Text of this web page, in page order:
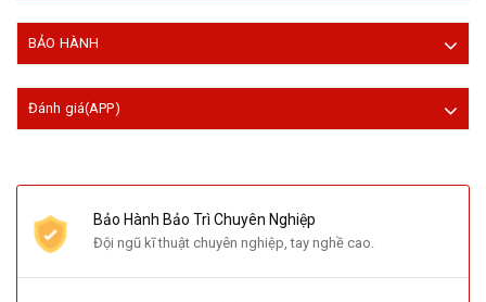
BẢO HÀNH
Đánh giá(APP)
Bảo Hành Bảo Trì Chuyên Nghiệp
Đội ngũ kĩ thuật chuyên nghiệp, tay nghề cao.